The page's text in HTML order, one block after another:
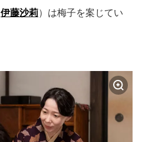
伊藤沙莉）は梅子を案じてい